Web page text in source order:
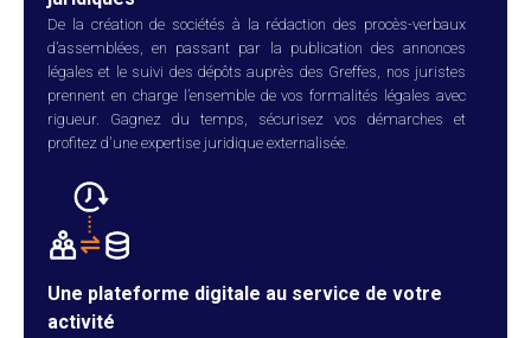
De la création de sociétés à la rédaction des procès-verbaux
d’assemblées, en passant par la publication des annonces
légales et le suivi des dépôts auprès des Greffes, nos juristes
prennent en charge l’ensemble de vos formalités légales avec
rigueur. Gagnez du temps, sécurisez vos démarches et
profitez d'une expertise juridique externalisée.
Une plateforme digitale au service de votre
activité